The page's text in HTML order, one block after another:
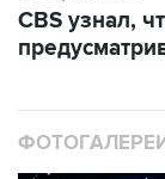
CBS узнал,